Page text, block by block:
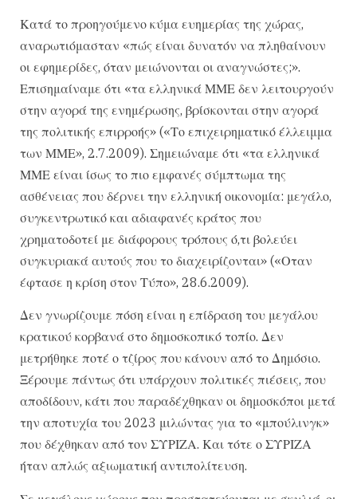
Κατά το προηγούμενο κύμα ευημερίας της χώρας,
αναρωτιόμασταν «πώς είναι δυνατόν να πληθαίνουν
οι εφημερίδες, όταν μειώνονται οι αναγνώστες;».
Επισημαίναμε ότι «τα ελληνικά ΜΜΕ δεν λειτουργούν
στην αγορά της ενημέρωσης, βρίσκονται στην αγορά
της πολιτικής επιρροής» («Το επιχειρηματικό έλλειμμα
των ΜΜΕ», 2.7.2009). Σημειώναμε ότι «τα ελληνικά
ΜΜΕ είναι ίσως το πιο εμφανές σύμπτωμα της
ασθένειας που δέρνει την ελληνική οικονομία: μεγάλο,
συγκεντρωτικό και αδιαφανές κράτος που
χρηματοδοτεί με διάφορους τρόπους ό,τι βολεύει
συγκυριακά αυτούς που το διαχειρίζονται» («Οταν
έφτασε η κρίση στον Τύπο», 28.6.2009).
Δεν γνωρίζουμε πόση είναι η επίδραση του μεγάλου
κρατικού κορβανά στο δημοσκοπικό τοπίο. Δεν
μετρήθηκε ποτέ ο τζίρος που κάνουν από το Δημόσιο.
Ξέρουμε πάντως ότι υπάρχουν πολιτικές πιέσεις, που
αποδίδουν, κάτι που παραδέχθηκαν οι δημοσκόποι μετά
την αποτυχία του 2023 μιλώντας για το «μπούλινγκ»
που δέχθηκαν από τον ΣΥΡΙΖΑ. Και τότε ο ΣΥΡΙΖΑ
ήταν απλώς αξιωματική αντιπολίτευση.